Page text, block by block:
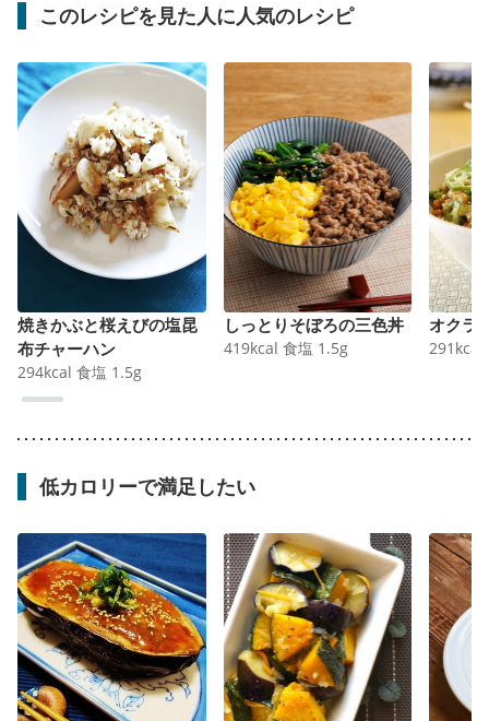
このレシピを見た人に人気のレシピ
焼きかぶと桜えびの塩昆
布チャーハン
294kcal 食塩 1.5g
しっとりそぼろの三色丼
419kcal 食塩 1.5g
オクラ
291 kcal
低カロリーで満足したい